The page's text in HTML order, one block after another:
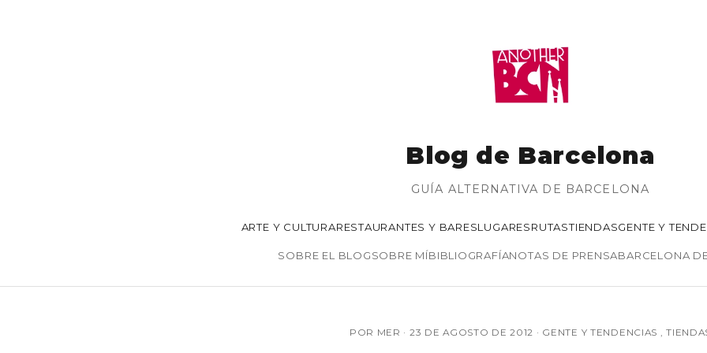
Blog de Barcelona
GUÍA ALTERNATIVA DE BARCELONA
ARTE Y CULTURARESTAURANTES Y BARESLUGARESRUTASTIENDASGENTE Y
SOBRE EL BLOGSOBRE MÍBIBLIOGRAFÍANOTAS DE PRENSABARCELONA
POR MER · 23 DE AGOSTO DE 2012 · GENTE Y TENDENCIAS ,